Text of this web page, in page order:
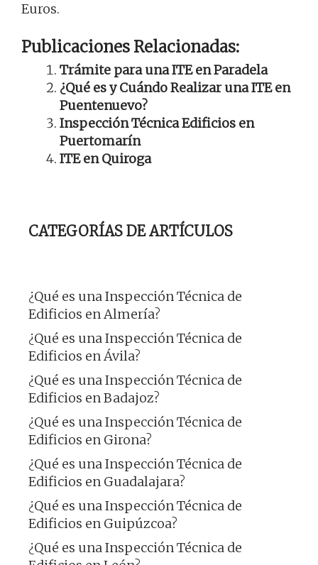
Euros.
Publicaciones Relacionadas:
Trámite para una ITE en Paradela
¿Qué es y Cuándo Realizar una ITE en
Puentenuevo?
Inspección Técnica Edificios en
Puertomarín
ITE en Quiroga
CATEGORÍAS DE ARTÍCULOS
¿Qué es una Inspección Técnica de
Edificios en Almería?
¿Qué es una Inspección Técnica de
Edificios en Ávila?
¿Qué es una Inspección Técnica de
Edificios en Badajoz?
¿Qué es una Inspección Técnica de
Edificios en Girona?
¿Qué es una Inspección Técnica de
Edificios en Guadalajara?
¿Qué es una Inspección Técnica de
Edificios en Guipúzcoa?
¿Qué es una Inspección Técnica de